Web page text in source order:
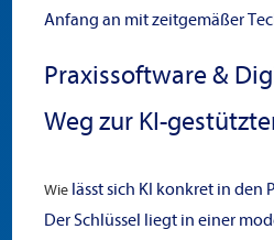
Anfang an mit zeitgemäßer
Praxissoftware &
Weg zur KI-
Wie lässt sich KI konkret in den
Der Schlüssel liegt in einer